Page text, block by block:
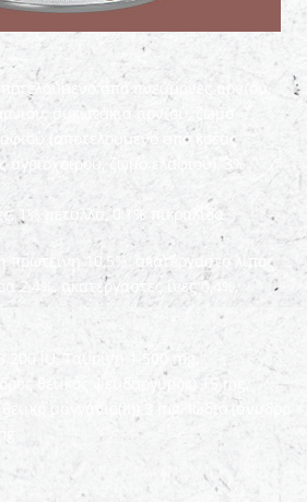
από πνεύμονες αρνιού,
συκωτάκια αρνιού, ζωμό
(αποτελούμενο από κρέας
αγριόχοιρου, ζωμό ελαφιού), 3%
1% μέταλλα, 0,1% πικραλίδα
πρωτεΐνη 10,5%, ακατέργαστο λίπος
2,4%, ακατέργαστες ίνες 0,4%,
200 IU, Ταυρίνη 1.500 mg,
θειικός ψευδάργυρος) 15 mg,
μαγγάνιο(II)) 3 mg, Ιώδιο (άνυδρο